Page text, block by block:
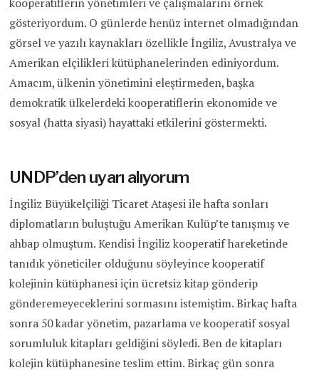
gösteriyordum. O günlerde henüz internet olmadığından
görsel ve yazılı kaynakları özellikle İngiliz, Avustralya ve
Amerikan elçilikleri kütüphanelerinden ediniyordum.
Amacım, ülkenin yönetimini eleştirmeden, başka
demokratik ülkelerdeki kooperatiflerin ekonomide ve
sosyal (hatta siyasi) hayattaki etkilerini göstermekti.
UNDP’den uyarı alıyorum
İngiliz Büyükelçiliği Ticaret Ataşesi ile hafta sonları
diplomatların buluştuğu Amerikan Kulüp’te tanışmış ve
ahbap olmuştum. Kendisi İngiliz kooperatif hareketinde
tanıdık yöneticiler olduğunu söyleyince kooperatif
kolejinin kütüphanesi için ücretsiz kitap gönderip
gönderemeyeceklerini sormasını istemiştim. Birkaç hafta
sonra 50 kadar yönetim, pazarlama ve kooperatif sosyal
sorumluluk kitapları geldiğini söyledi. Ben de kitapları
kolejin kütüphanesine teslim ettim. Birkaç gün sonra